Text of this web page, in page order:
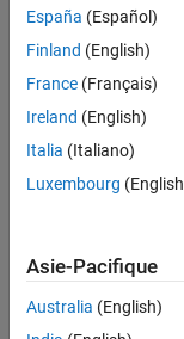
IPAddress:
Username:
Port:
To get the Xilinx
Configure
See Also
Configure
Send PING
España (Español)
Finland (English)
France (Français)
Ireland (English)
Italia (Italiano)
Luxembourg
Asie-Pacifique
Australia (English)